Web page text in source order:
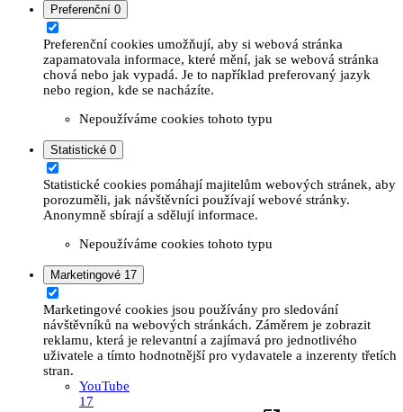
Preferenční 0
Preferenční cookies umožňují, aby si webová stránka
zapamatovala informace, které mění, jak se webová stránka
chová nebo jak vypadá. Je to například preferovaný jazyk
nebo region, kde se nacházíte.
Nepoužíváme cookies tohoto typu
Statistické 0
Statistické cookies pomáhají majitelům webových stránek, aby
porozuměli, jak návštěvníci používají webové stránky.
Anonymně sbírají a sdělují informace.
Nepoužíváme cookies tohoto typu
Marketingové 17
Marketingové cookies jsou používány pro sledování
návštěvníků na webových stránkách. Záměrem je zobrazit
reklamu, která je relevantní a zajímavá pro jednotlivého
uživatele a tímto hodnotnější pro vydavatele a inzerenty třetích
stran.
YouTube
17